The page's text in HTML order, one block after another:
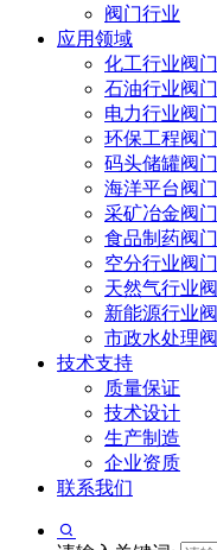
阀门行业
应用领域
化工行业阀门
石油行业阀门
电力行业阀门
环保工程阀门
码头储罐阀门
海洋平台阀门
采矿冶金阀门
食品制药阀门
空分行业阀门
天然气行业阀
新能源行业阀
市政水处理阀
技术支持
质量保证
技术设计
生产制造
企业资质
联系我们